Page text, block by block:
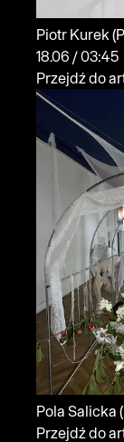
Piotr Kurek
18.06 / 03:45
Przejdź do
Pola Salicka
Przejdź do